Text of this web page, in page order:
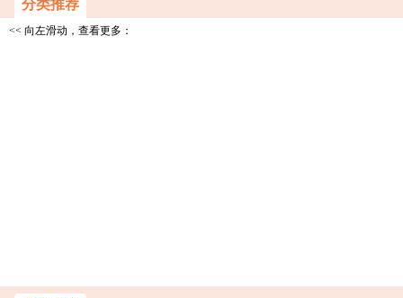
分类推荐
<< 向左滑动，查看更多：